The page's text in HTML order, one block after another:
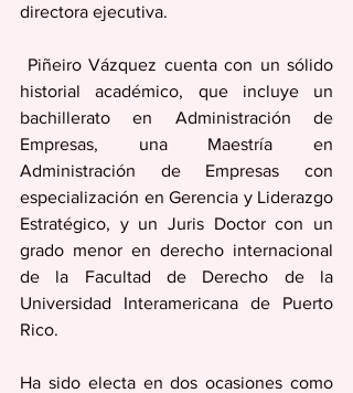
directora ejecutiva.
historial académico, que incluye un
bachillerato en Administración de
Empresas, una Maestría en
Administración de Empresas con
especialización en Gerencia y Liderazgo
Estratégico, y un Juris Doctor con un
grado menor en derecho internacional
de la Facultad de Derecho de la
Universidad Interamericana de Puerto
Rico.
Ha sido electa en dos ocasiones como